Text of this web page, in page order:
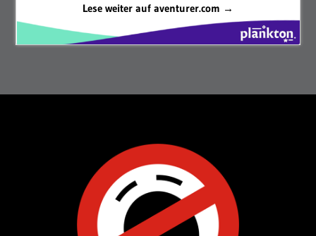
Lese weiter auf aventurer.com →